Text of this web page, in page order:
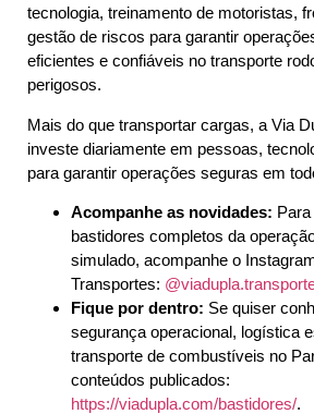
tecnologia, treinamento de motoristas,
gestão de riscos para garantir
eficientes e confiáveis no transporte
perigosos.
Mais do que transportar cargas, a Via
investe diariamente em pessoas,
para garantir operações seguras em
Acompanhe as novidades:
bastidores completos da
simulado, acompanhe o
Transportes:
Fique por dentro: Se quiser
segurança operacional, logística
transporte de combustíveis no
conteúdos publicados:
https://viadupla.com/bastidores/.